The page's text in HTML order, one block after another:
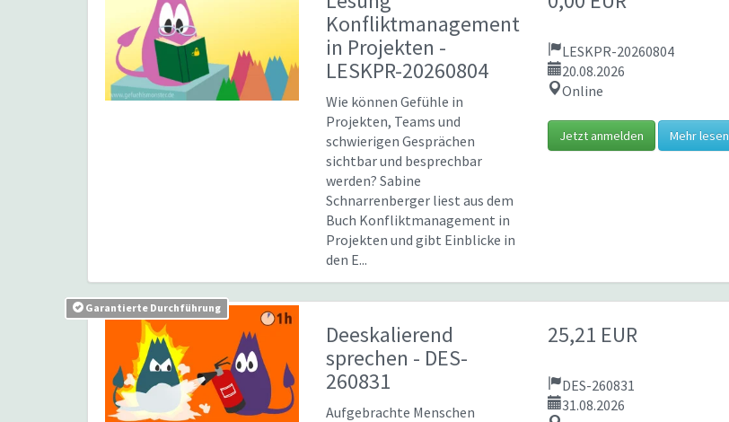
Konfliktmanagement
in Projekten -
LESKPR-20260804
Wie können Gefühle in
Projekten, Teams und
schwierigen Gesprächen
sichtbar und besprechbar
werden? Sabine
Schnarrenberger liest aus dem
Buch Konfliktmanagement in
Projekten und gibt Einblicke in
den E...
LESKPR-20260804
20.08.2026
Online
Jetzt anmelden Mehr lesen
Deeskalierend
sprechen - DES-
260831
Aufgebrachte Menschen
Garantierte Durchführung
25,21 EUR
DES-260831
31.08.2026